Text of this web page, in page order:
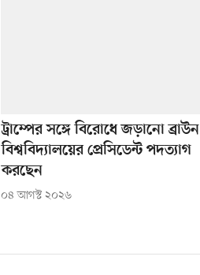
ট্রাম্পের সঙ্গে বিরোধে জড়ানো ব্রাউন
বিশ্ববিদ্যালয়ের প্রেসিডেন্ট পদত্যাগ
করছেন
০৪ আগস্ট ২০২৬